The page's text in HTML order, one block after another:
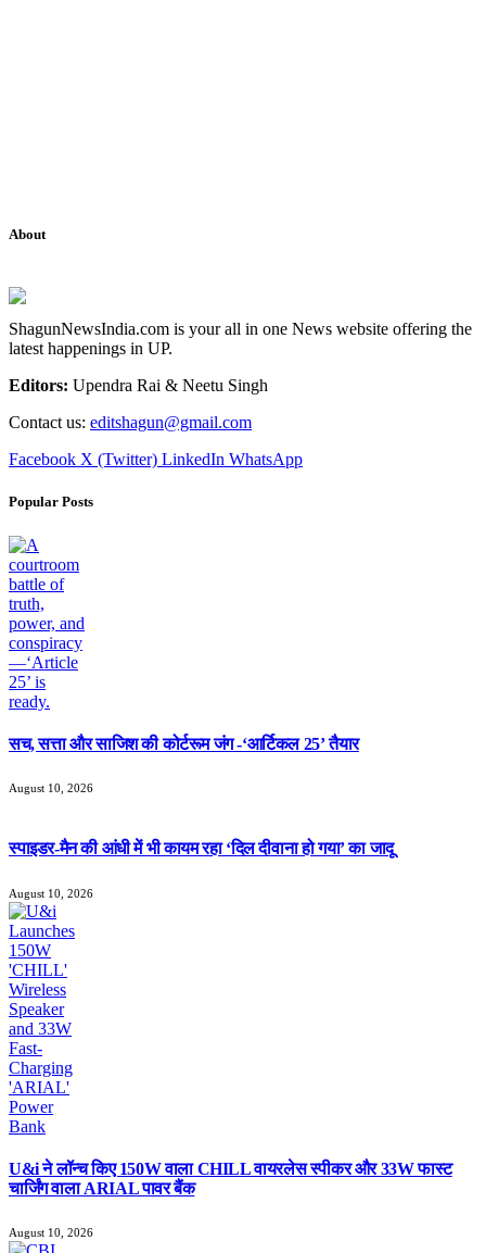
About
ShagunNewsIndia.com is your all in one News website offering the
latest happenings in UP.
Editors: Upendra Rai & Neetu Singh
Contact us: editshagun@gmail.com
Facebook X (Twitter) LinkedIn WhatsApp
Popular Posts
सच, सत्ता और साजिश की कोर्टरूम जंग -‘आर्टिकल 25’ तैयार
August 10, 2026
स्पाइडर-मैन की आंधी में भी कायम रहा ‘दिल दीवाना हो गया’ का जादू
August 10, 2026
U&i ने लॉन्च किए 150W वाला CHILL वायरलेस स्पीकर और 33W फास्ट
चार्जिंग वाला ARIAL पावर बैंक
August 10, 2026